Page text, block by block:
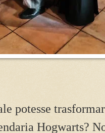
potesse
Hogwarts?